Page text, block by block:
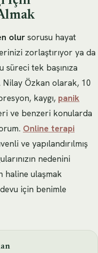
olur sorusu hayat
zorlaştırıyor ya da
tek başınıza
Nilay Özkan olarak, 10
kaygı, panik
ve benzeri konularda
Online terapi
ve yapılandırılmış
nedenini
haline ulaşmak
için benimle